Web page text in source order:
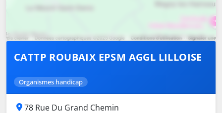
CATTP ROUBAIX EPSM AGGL LILLOISE
Organismes handicap
78 Rue Du Grand Chemin